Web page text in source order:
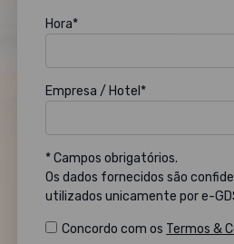
Hora*
Empresa / Hotel*
* Campos obrigatórios.
Os dados fornecidos são
utilizados unicamente por e-
Concordo com os Termos &